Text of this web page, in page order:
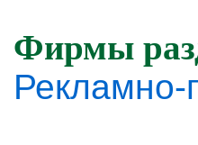
Фирмы